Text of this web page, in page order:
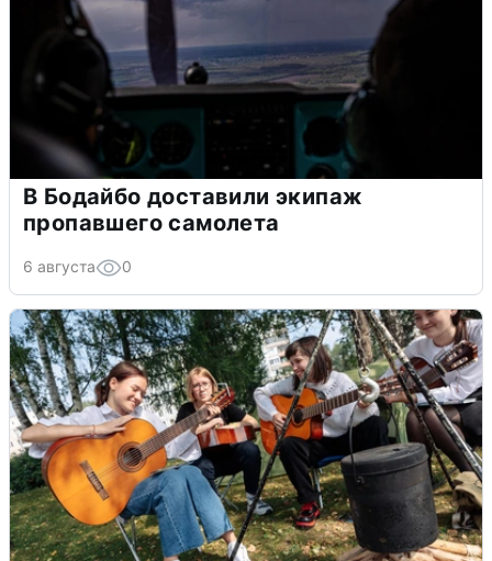
В Бодайбо доставили экипаж
пропавшего самолета
6 августа 0